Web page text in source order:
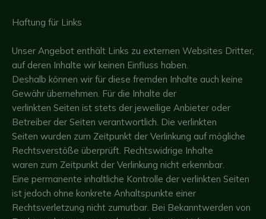
Haftung für Links
Unser Angebot enthält Links zu externen Websites Dritter,
auf deren Inhalte wir keinen Einfluss haben.
Deshalb können wir für diese fremden Inhalte auch keine
Gewähr übernehmen. Für die Inhalte der
verlinkten Seiten ist stets der jeweilige Anbieter oder
Betreiber der Seiten verantwortlich. Die verlinkten
Seiten wurden zum Zeitpunkt der Verlinkung auf mögliche
Rechtsverstöße überprüft. Rechtswidrige Inhalte
waren zum Zeitpunkt der Verlinkung nicht erkennbar.
Eine permanente inhaltliche Kontrolle der verlinkten Seiten
ist jedoch ohne konkrete Anhaltspunkte einer
Rechtsverletzung nicht zumutbar. Bei Bekanntwerden von